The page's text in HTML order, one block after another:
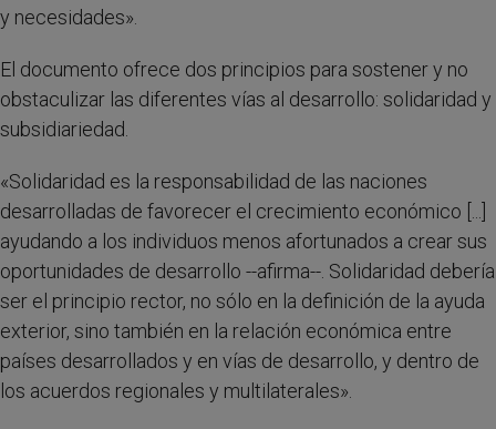
y necesidades».
El documento ofrece dos principios para sostener y no
obstaculizar las diferentes vías al desarrollo: solidaridad y
subsidiariedad.
«Solidaridad es la responsabilidad de las naciones
desarrolladas de favorecer el crecimiento económico [...]
ayudando a los individuos menos afortunados a crear sus
oportunidades de desarrollo --afirma--. Solidaridad debería
ser el principio rector, no sólo en la definición de la ayuda
exterior, sino también en la relación económica entre
países desarrollados y en vías de desarrollo, y dentro de
los acuerdos regionales y multilaterales».